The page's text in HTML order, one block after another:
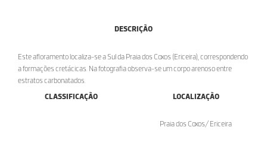
DESCRIÇÃO
Este afloramento localiza-se a Sul da Praia dos Coxos (Ericeira), correspondendo
a formações cretácicas. Na fotografia observa-se um corpo arenoso entre
estratos carbonatados.
CLASSIFICAÇÃO
LOCALIZAÇÃO
Praia dos Coxos/ Ericeira